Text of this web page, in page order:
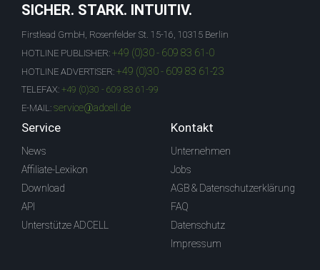
SICHER. STARK. INTUITIV.
Firstlead GmbH, Rosenfelder St. 15-16, 10315 Berlin
HOTLINE PUBLISHER: +49 (0)30 - 609 83 61-0
HOTLINE ADVERTISER: +49 (0)30 - 609 83 61-23
TELEFAX: +49 (0)30 - 609 83 61-99
E-MAIL: service@adcell.de
Service
News
Affiliate-Lexikon
Download
API
Unterstütze ADCELL
Kontakt
Unternehmen
Jobs
AGB & Datenschutzerklärung
FAQ
Datenschutz
Impressum